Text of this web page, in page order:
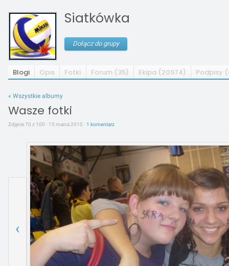
Siatkówka
Dołącz do grupy
Blogi Opis Fotki Forum (35) Ekipa (20974) Podpisy
« Wszystkie albumy
Wasze fotki
Zdjęcie 70 z 100 · 15 marca 2010 · 1 komentarz
‹